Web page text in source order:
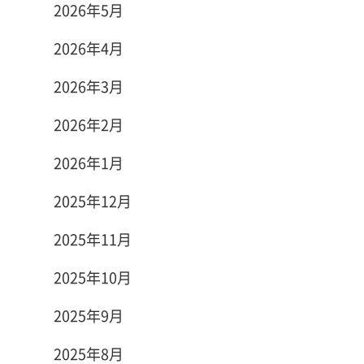
2026年5月
2026年4月
2026年3月
2026年2月
2026年1月
2025年12月
2025年11月
2025年10月
2025年9月
2025年8月